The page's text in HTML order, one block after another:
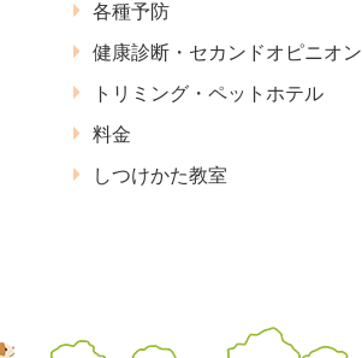
各種予防
健康診断・セカンドオピニオン
トリミング・ペットホテル
料金
しつけかた教室